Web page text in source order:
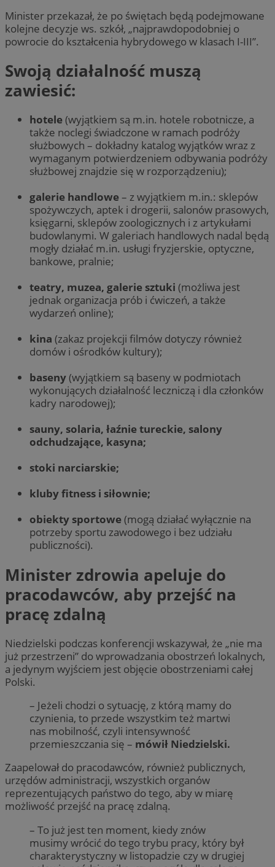
Minister przekazał, że po świętach będą podejmowane
kolejne decyzje ws. szkół, „najprawdopodobniej o
powrocie do kształcenia hybrydowego w klasach I-III”.
Swoją działalność muszą
zawiesić:
hotele(wyjątkiem są m.in. hotele robotnicze, a
także noclegi świadczone w ramach podróży
służbowych – dokładny katalog wyjątków wraz z
wymaganym potwierdzeniem odbywania podróży
służbowej znajdzie się w rozporządzeniu);
galerie handlowe– z wyjątkiem m.in.: sklepów
spożywczych, aptek i drogerii, salonów prasowych,
księgarni, sklepów zoologicznych i z artykułami
budowlanymi. W galeriach handlowych nadal będą
mogły działać m.in. usługi fryzjerskie, optyczne,
bankowe, pralnie;
teatry, muzea, galerie sztuki (możliwa jest
jednak organizacja prób i ćwiczeń, a także
wydarzeń online);
kina (zakaz projekcji filmów dotyczy również
domów i ośrodków kultury);
baseny(wyjątkiem są baseny w podmiotach
wykonujących działalność leczniczą i dla członków
kadry narodowej);
sauny, solaria, łaźnie tureckie, salony
odchudzające, kasyna;
stoki narciarskie;
kluby fitness i siłownie;
obiekty sportowe(mogą działać wyłącznie na
potrzeby sportu zawodowego i bez udziału
publiczności).
Minister zdrowia apeluje do
pracodawców, aby przejść na
pracę zdalną
Niedzielski podczas konferencji wskazywał, że „nie ma
już przestrzeni” do wprowadzania obostrzeń lokalnych,
a jedynym wyjściem jest objęcie obostrzeniami całej
Polski.
– Jeżeli chodzi o sytuację, z którą mamy do
czynienia, to przede wszystkim też martwi
nas mobilność, czyli intensywność
przemieszczania się – mówił Niedzielski.
Zaapelował do pracodawców, również publicznych,
urzędów administracji, wszystkich organów
reprezentujących państwo do tego, aby w miarę
możliwość przejść na pracę zdalną.
– To już jest ten moment, kiedy znów
musimy wrócić do tego trybu pracy, który był
charakterystyczny w listopadzie czy w drugiej